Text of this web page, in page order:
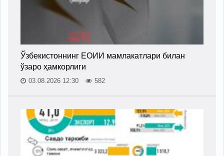
Ўзбекистоннинг ЕОИИ мамлакатлари билан
ўзаро ҳамкорлиги
03.08.2026 12:30 582